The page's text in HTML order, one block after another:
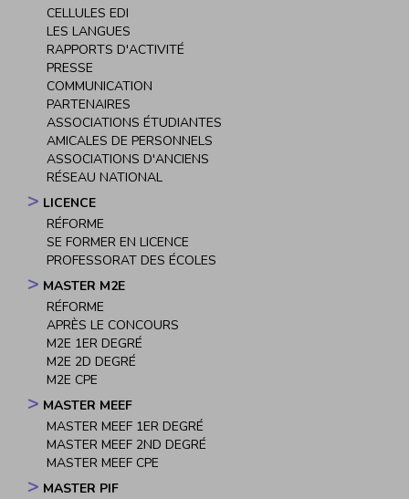
CELLULES EDI
LES LANGUES
RAPPORTS D'ACTIVITÉ
PRESSE
COMMUNICATION
PARTENAIRES
ASSOCIATIONS ÉTUDIANTES
AMICALES DE PERSONNELS
ASSOCIATIONS D'ANCIENS
RÉSEAU NATIONAL
LICENCE
RÉFORME
SE FORMER EN LICENCE
PROFESSORAT DES ÉCOLES
MASTER M2E
RÉFORME
APRÈS LE CONCOURS
M2E 1ER DEGRÉ
M2E 2D DEGRÉ
M2E CPE
MASTER MEEF
MASTER MEEF 1ER DEGRÉ
MASTER MEEF 2ND DEGRÉ
MASTER MEEF CPE
MASTER PIF